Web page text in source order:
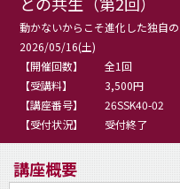
動かないからこそ進化した独自
2026/05/16(土)
【開催回数】
全1回
【受講料】
3,500円
【講座番号】
26SSK40-02
【受付状況】
受付終了
講座概要